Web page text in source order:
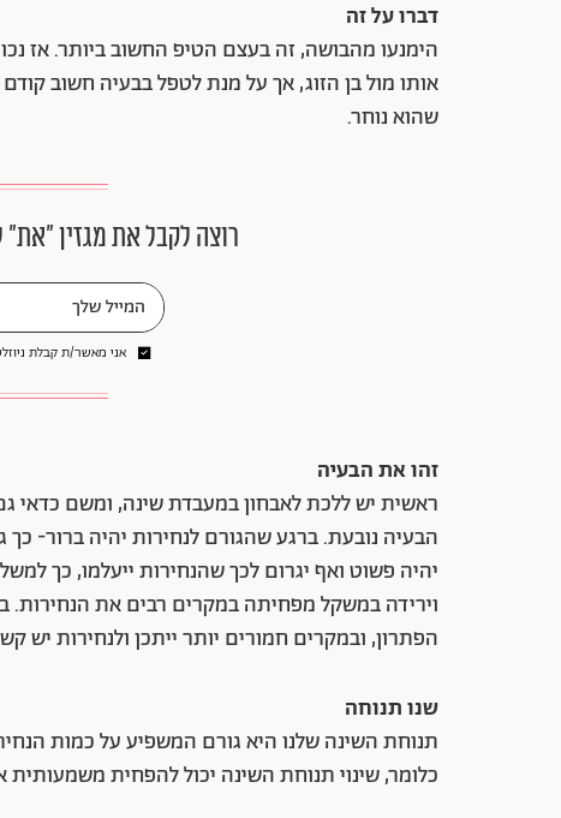
דברו על זה
הימנעו מהבושה, זה בעצם הטיפ החשוב ביותר. אז
אותו מול בן הזוג, אך על מנת לטפל בבעיה חשוב
שהוא נוחר.
רוצה לקבל את מגזין ״את״
אני מאשר/ת קבלת
זהו את הבעיה
ראשית יש ללכת לאבחון במעבדת שינה, ומשם כדאי
הבעיה נובעת. ברגע שהגורם לנחירות יהיה ברור-
יהיה פשוט ואף יגרום לכך שהנחירות ייעלמו, כך
וירידה במשקל מפחיתה במקרים רבים את הנחירות.
הפתרון, ובמקרים חמורים יותר ייתכן ולנחירות
שנו תנוחה
תנוחת השינה שלנו היא גורם המשפיע על כמות
כלומר, שינוי תנוחת השינה יכול להפחית